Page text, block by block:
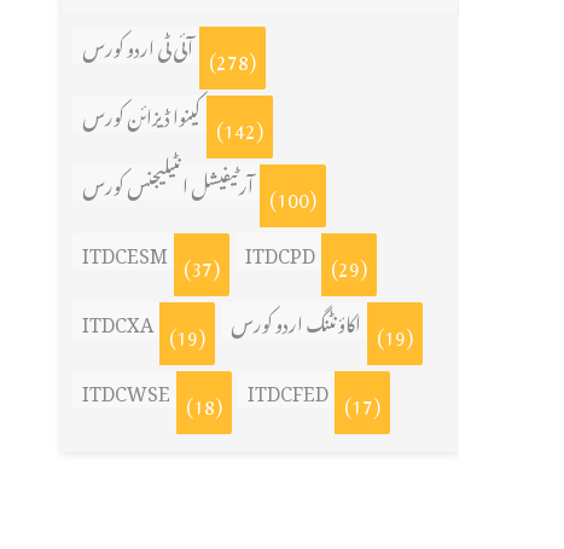
آئی ٹی اردو کورس (278)
کینوا ڈیزائن کورس (142)
آرٹیفیشل انٹیلیجنس کورس (100)
ITDCESM (37) ITDCPD (29)
ITDCXA (19) اکاؤنٹنگ اردو کورس (19)
ITDCWSE (18) ITDCFED (17)